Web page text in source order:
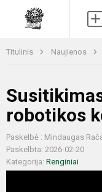
Titulinis Naujienos
robotikos
Paskelbė : Mindaugas
Paskelbta: 2026-02-20
Kategorija: Renginiai